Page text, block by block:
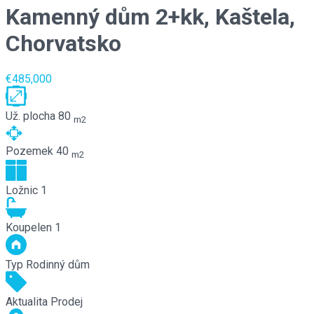
Kamenný dům 2+kk, Kaštela,
Chorvatsko
€485,000
Už. plocha 80 m2
Pozemek 40 m2
Ložnic 1
Koupelen 1
Typ Rodinný dům
Aktualita Prodej